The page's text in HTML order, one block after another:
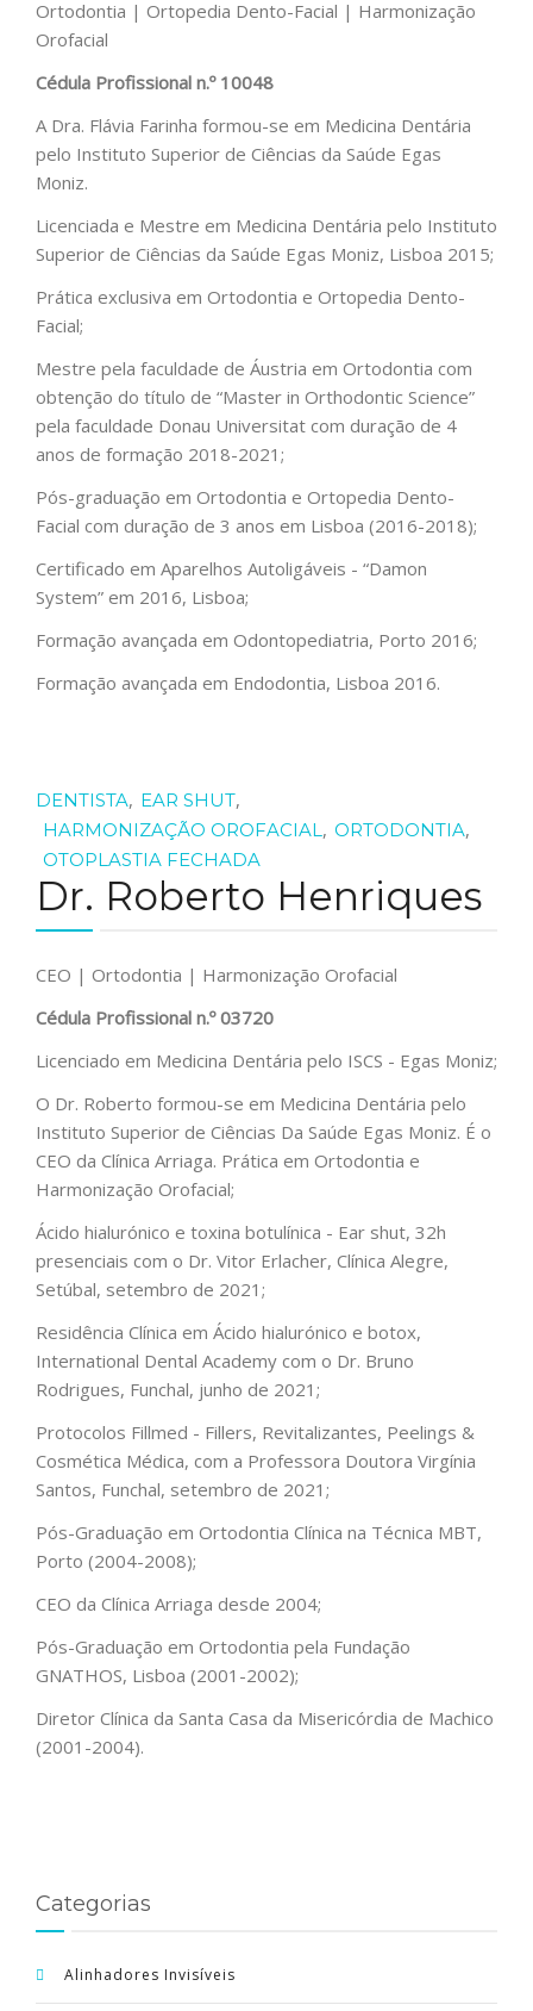
Ortodontia | Ortopedia Dento-Facial | Harmonização
Orofacial
Cédula Profissional n.º 10048
A Dra. Flávia Farinha formou-se em Medicina Dentária
pelo Instituto Superior de Ciências da Saúde Egas
Moniz.
Licenciada e Mestre em Medicina Dentária pelo Instituto
Superior de Ciências da Saúde Egas Moniz, Lisboa 2015;
Prática exclusiva em Ortodontia e Ortopedia Dento-
Facial;
Mestre pela faculdade de Áustria em Ortodontia com
obtenção do título de “Master in Orthodontic Science”
pela faculdade Donau Universitat com duração de 4
anos de formação 2018-2021;
Pós-graduação em Ortodontia e Ortopedia Dento-
Facial com duração de 3 anos em Lisboa (2016-2018);
Certificado em Aparelhos Autoligáveis - “Damon
System” em 2016, Lisboa;
Formação avançada em Odontopediatria, Porto 2016;
Formação avançada em Endodontia, Lisboa 2016.
DENTISTA, EAR SHUT,
HARMONIZAÇÃO OROFACIAL, ORTODONTIA,
OTOPLASTIA FECHADA
Dr. Roberto Henriques
CEO | Ortodontia | Harmonização Orofacial
Cédula Profissional n.º03720
Licenciado em Medicina Dentária pelo ISCS - Egas Moniz;
O Dr. Roberto formou-se em Medicina Dentária pelo
Instituto Superior de Ciências Da Saúde Egas Moniz. É o
CEO da Clínica Arriaga. Prática em Ortodontia e
Harmonização Orofacial;
Ácido hialurónico e toxina botulínica - Ear shut, 32h
presenciais com o Dr. Vitor Erlacher, Clínica Alegre,
Setúbal, setembro de 2021;
Residência Clínica em Ácido hialurónico e botox,
International Dental Academy com o Dr. Bruno
Rodrigues, Funchal, junho de 2021;
Protocolos Fillmed - Fillers, Revitalizantes, Peelings &
Cosmética Médica, com a Professora Doutora Virgínia
Santos, Funchal, setembro de 2021;
Pós-Graduação em Ortodontia Clínica na Técnica MBT,
Porto (2004-2008);
CEO da Clínica Arriaga desde 2004;
Pós-Graduação em Ortodontia pela Fundação
GNATHOS, Lisboa (2001-2002);
Diretor Clínica da Santa Casa da Misericórdia de Machico
(2001-2004).
Categorias
Alinhadores Invisíveis